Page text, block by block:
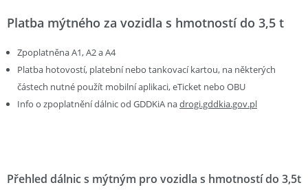
Platba mýtného za vozidla s hmotností do 3,5 t
Zpoplatněna A1, A2 a A4
Platba hotovostí, platební nebo tankovací kartou, na některých
částech nutné použít mobilní aplikaci, eTicket nebo OBU
Info o zpoplatnění dálnic od GDDKiA nadrogi.gddkia.gov.pl
Přehled dálnic s mýtným pro vozidla s hmotností do 3,5t